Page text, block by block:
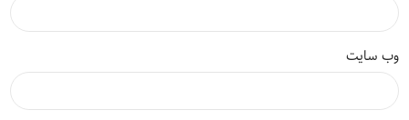
وب‌ سایت